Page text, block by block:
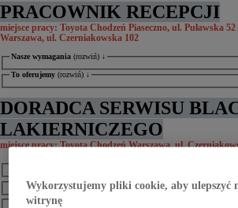
PRACOWNIK RECEPCJI
miejsce pracy: Toyota Chodzeń Piaseczno, ul. Puławska
Warszawa, ul. Czerniakowska 102
Nasze wymagania(rozwiń) ↓
To oferujemy(rozwiń) ↓
DORADCA SERWISU
LAKIERNICZEGO
miejsce pracy: Toyota Chodzeń Warszawa, ul.
Nasze wymagania (rozwiń) ↓
To oferujemy(rozwiń) ↓
Wykorzystujemy pliki cookie, aby ulepszyć
witrynę